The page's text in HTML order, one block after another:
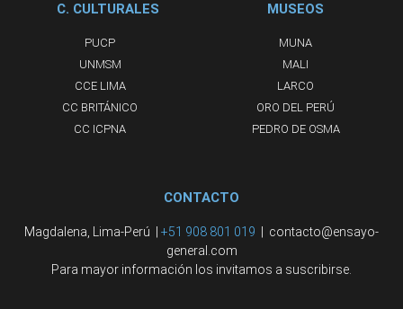
C. CULTURALES
PUCP
UNMSM
CCE LIMA
CC BRITÁNICO
CC ICPNA
MUSEOS
MUNA
MALI
LARCO
ORO DEL PERÚ
PEDRO DE OSMA
CONTACTO
Magdalena, Lima-Perú | +51 908 801 019
| contacto@ensayo-
general.com
Para mayor información los invitamos a suscribirse.